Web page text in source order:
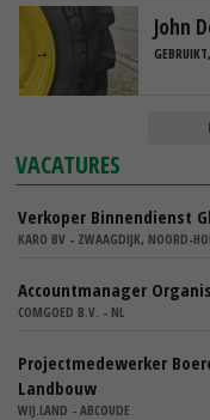
John
VACATURES
Verkoper Binnendienst
KARO BV - ZWAAGDIJK, NOORD-
Accountmanager
COMGOED B.V. - NL
Projectmedewerker
Landbouw
WIJ.LAND - ABCOUDE